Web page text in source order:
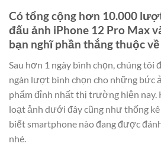
Có tổng cộng hơn 10.000
đấu ảnh iPhone 12 Pro Max
bạn nghĩ phần thắng thuộc
Sau hơn 1 ngày bình chọn, chúng tôi
ngàn lượt bình chọn cho những bức
phẩm đỉnh nhất thị trường hiện nay.
loạt ảnh dưới đây cũng như thống
biết smartphone nào đang được
nhé.